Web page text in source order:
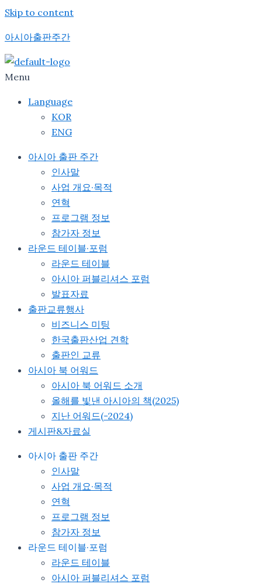
Skip to content
아시아출판주간
Menu
Language
KOR
ENG
아시아 출판 주간
인사말
사업 개요·목적
연혁
프로그램 정보
참가자 정보
라운드 테이블·포럼
라운드 테이블
아시아 퍼블리셔스 포럼
발표자료
출판교류행사
비즈니스 미팅
한국출판산업 견학
출판인 교류
아시아 북 어워드
아시아 북 어워드 소개
올해를 빛낸 아시아의 책(2025)
지난 어워드(-2024)
게시판&자료실
아시아 출판 주간
인사말
사업 개요·목적
연혁
프로그램 정보
참가자 정보
라운드 테이블·포럼
라운드 테이블
아시아 퍼블리셔스 포럼